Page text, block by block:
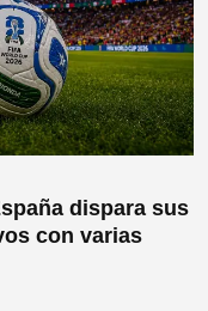
dispara sus
con varias